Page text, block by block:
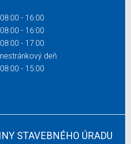
08:00 - 16:00
08:00 - 16:00
08:00 - 17:00
nestránkový deň
08:00 - 15:00
STAVEBNÉHO ÚRADU